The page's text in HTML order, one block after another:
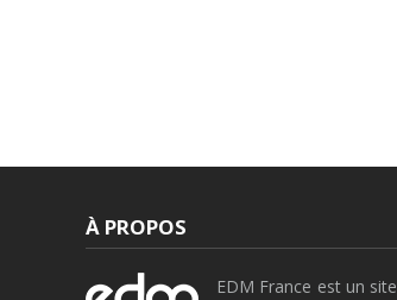
À PROPOS
EDM France est un site